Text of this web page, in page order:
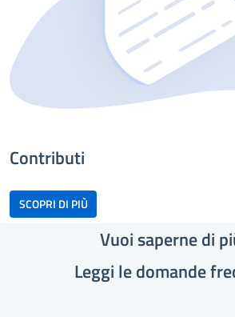
Contributi
SCOPRI DI PIÙ bottone scopri di più
Vuoi saperne di
Leggi le domande